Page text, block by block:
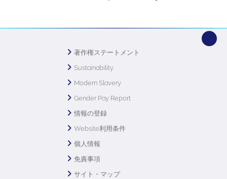
著作権ステートメント
Sustainability
Modern Slavery
Gender Pay Report
情報の登録
Website利用条件
個人情報
免責事項
サイト・マップ